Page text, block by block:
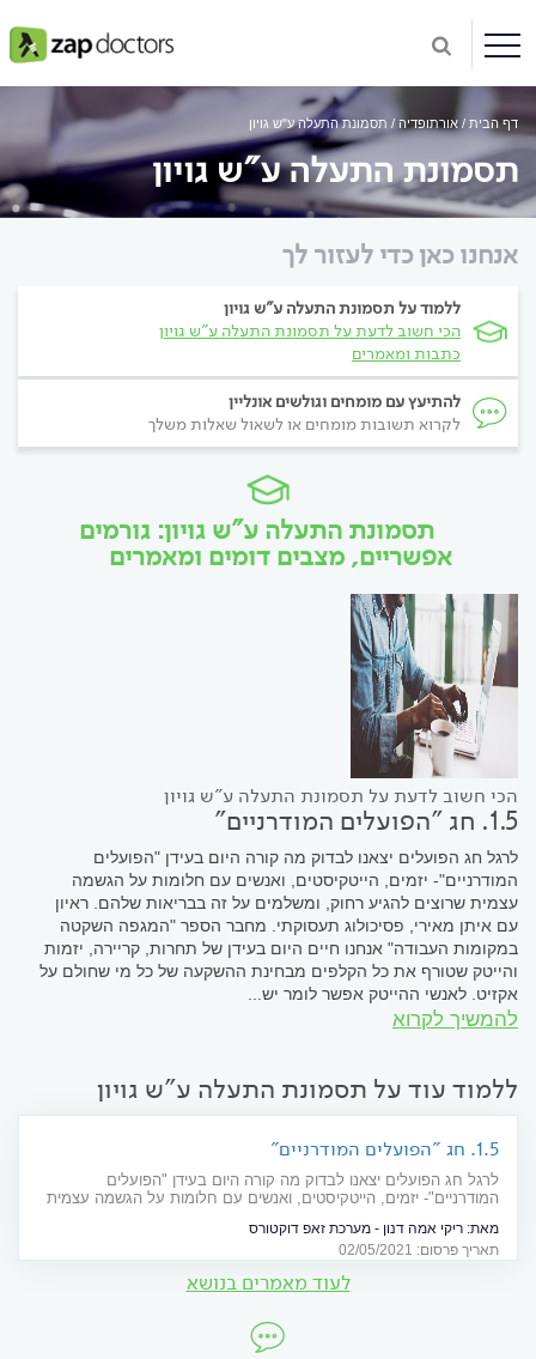
דף הבית אורתופדיה תסמונת התעלה ע"ש גויון
תסמונת התעלה ע"ש גויון
אנחנו כאן כדי לעזור לך
ללמוד על תסמונת התעלה ע"ש גויון
הכי חשוב לדעת על תסמונת התעלה ע"ש גויון
כתבות ומאמרים
להתיעץ עם מומחים וגולשים אונליין
לקרוא תשובות מומחים או לשאול שאלות משלך
תסמונת התעלה ע"ש גויון: גורמים
אפשריים, מצבים דומים ומאמרים
הכי חשוב לדעת על תסמונת התעלה ע"ש גויון
1.5. חג "הפועלים המודרניים"
לרגל חג הפועלים יצאנו לבדוק מה קורה היום בעידן "הפועלים
המודרניים"- יזמים, הייטקיסטים, ואנשים עם חלומות על הגשמה
עצמית שרוצים להגיע רחוק, ומשלמים על זה בבריאות שלהם. ראיון
עם איתן מאירי, פסיכולוג תעסוקתי. מחבר הספר "המגפה השקטה
במקומות העבודה" אנחנו חיים היום בעידן של תחרות, קריירה, יזמות
והייטק שטורף את כל הקלפים מבחינת ההשקעה של כל מי שחולם על
אקזיט. לאנשי ההייטק אפשר לומר יש...
להמשיך לקרוא
ללמוד עוד על תסמונת התעלה ע"ש גויון
1.5. חג "הפועלים המודרניים"
לרגל חג הפועלים יצאנו לבדוק מה קורה היום בעידן "הפועלים
המודרניים"- יזמים, הייטקיסטים, ואנשים עם חלומות על הגשמה עצמית
מאירי, פסיכולוג תעסוקתי. מחבר הספר "המגפה השקטה במקומות
העבודה"
מאת: ריקי אמה דנון - מערכת זאפ דוקטורס
תאריך פרסום: 02/05/2021
לעוד מאמרים בנושא